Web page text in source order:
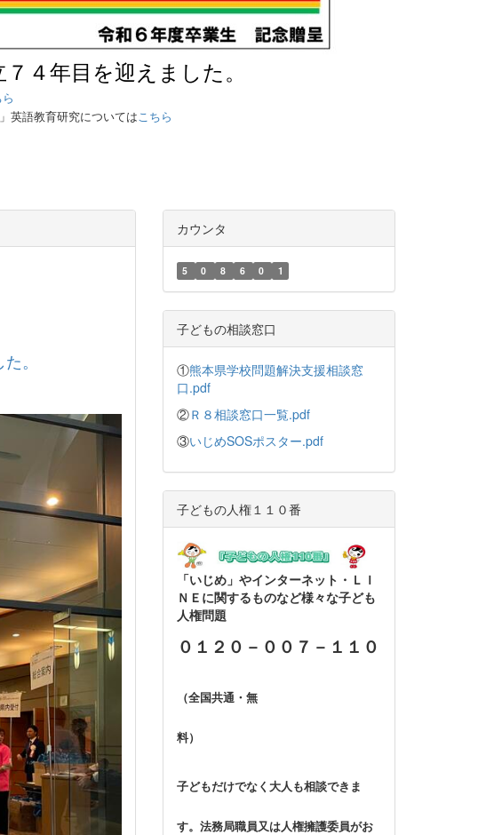
４年目を迎えました。
ら
英語教育研究については こちら
。
カウンタ
5 0 8 6 0 1
子どもの相談窓口
①熊本県学校問題解決支援相談窓
口.pdf
②Ｒ８相談窓口一覧.pdf
③いじめSOSポスター.pdf
子どもの人権１１０番
「いじめ」やインターネット・ＬＩ
ＮＥに関するものなど様々な子ども
人権問題
０１２０－００７－１１０
（全国共通・無
料）
子どもだけでなく大人も相談できま
す。法務局職員又は人権擁護委員がお